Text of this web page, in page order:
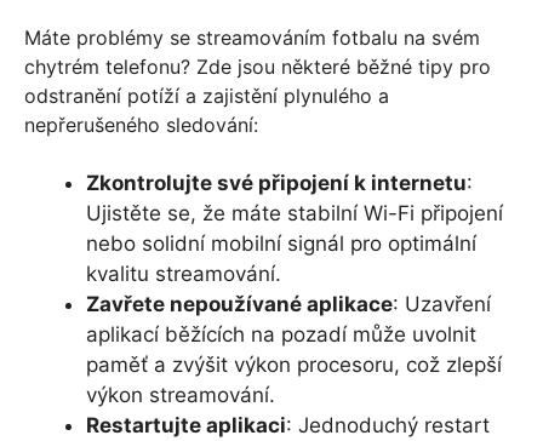
Máte problémy se streamováním fotbalu na svém
chytrém telefonu? Zde jsou některé běžné tipy pro
odstranění potíží a zajistění plynulého a
nepřerušeného sledování:
Zkontrolujte své připojení k internetu:
Ujistěte se, že máte stabilní Wi-Fi připojení
nebo solidní mobilní signál pro optimální
kvalitu streamování.
Zavřete nepoužívané aplikace: Uzavření
aplikací běžících na pozadí může uvolnit
paměť a zvýšit výkon procesoru, což zlepší
výkon streamování.
Restartujte aplikaci: Jednoduchý restart